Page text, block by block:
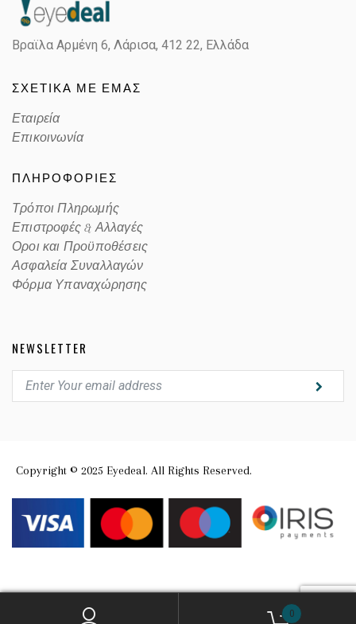
Color
Lens Color POLARIZED GRAY
Color code
Βραϊλα Αρμένη 6, Λάρισα, 412 22, Ελλάδα
ΣΧΕΤΙΚΑ ΜΕ ΕΜΑΣ
Εταιρεία
Επικοινωνία
ΠΛΗΡΟΦΟΡΙΕΣ
Τρόποι Πληρωμής
Επιστροφές & Αλλαγές
Οροι και Προϋποθέσεις
Ασφαλεία Συναλλαγών
Φόρμα Υπαναχώρησης
NEWSLETTER
Copyright © 2025 Eyedeal. All Rights Reserved.
0